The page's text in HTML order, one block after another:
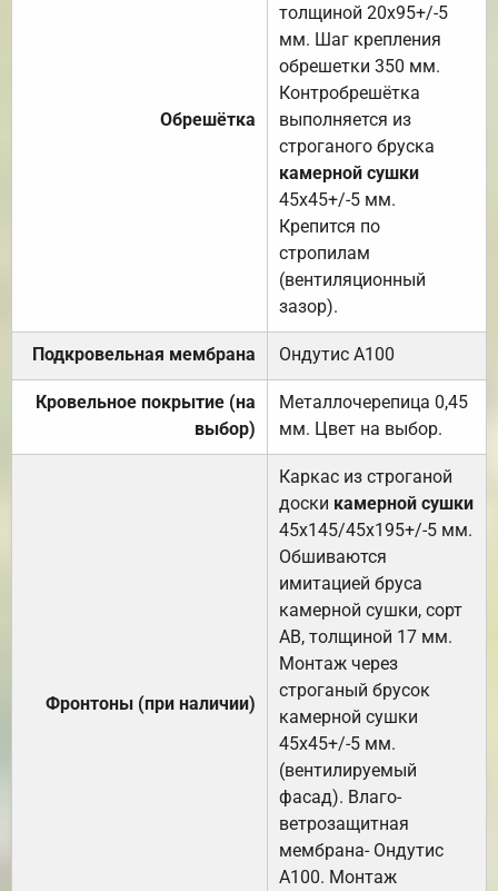
Обрешётка
толщиной 20х95+/-5
мм. Шаг крепления
обрешетки 350 мм.
Контробрешётка
выполняется из
строганого бруска
камерной сушки
45х45+/-5 мм.
Крепится по
стропилам
(вентиляционный
зазор).
Подкровельная мембрана Ондутис А100
Кровельное покрытие (на
выбор)
Металлочерепица 0,45
мм. Цвет на выбор.
Фронтоны (при наличии)
Каркас из строганой
доски камерной сушки
45х145/45х195+/-5 мм.
Обшиваются
имитацией бруса
камерной сушки, сорт
АВ, толщиной 17 мм.
Монтаж через
строганый брусок
камерной сушки
45х45+/-5 мм.
(вентилируемый
фасад). Влаго-
ветрозащитная
мембрана- Ондутис
А100. Монтаж